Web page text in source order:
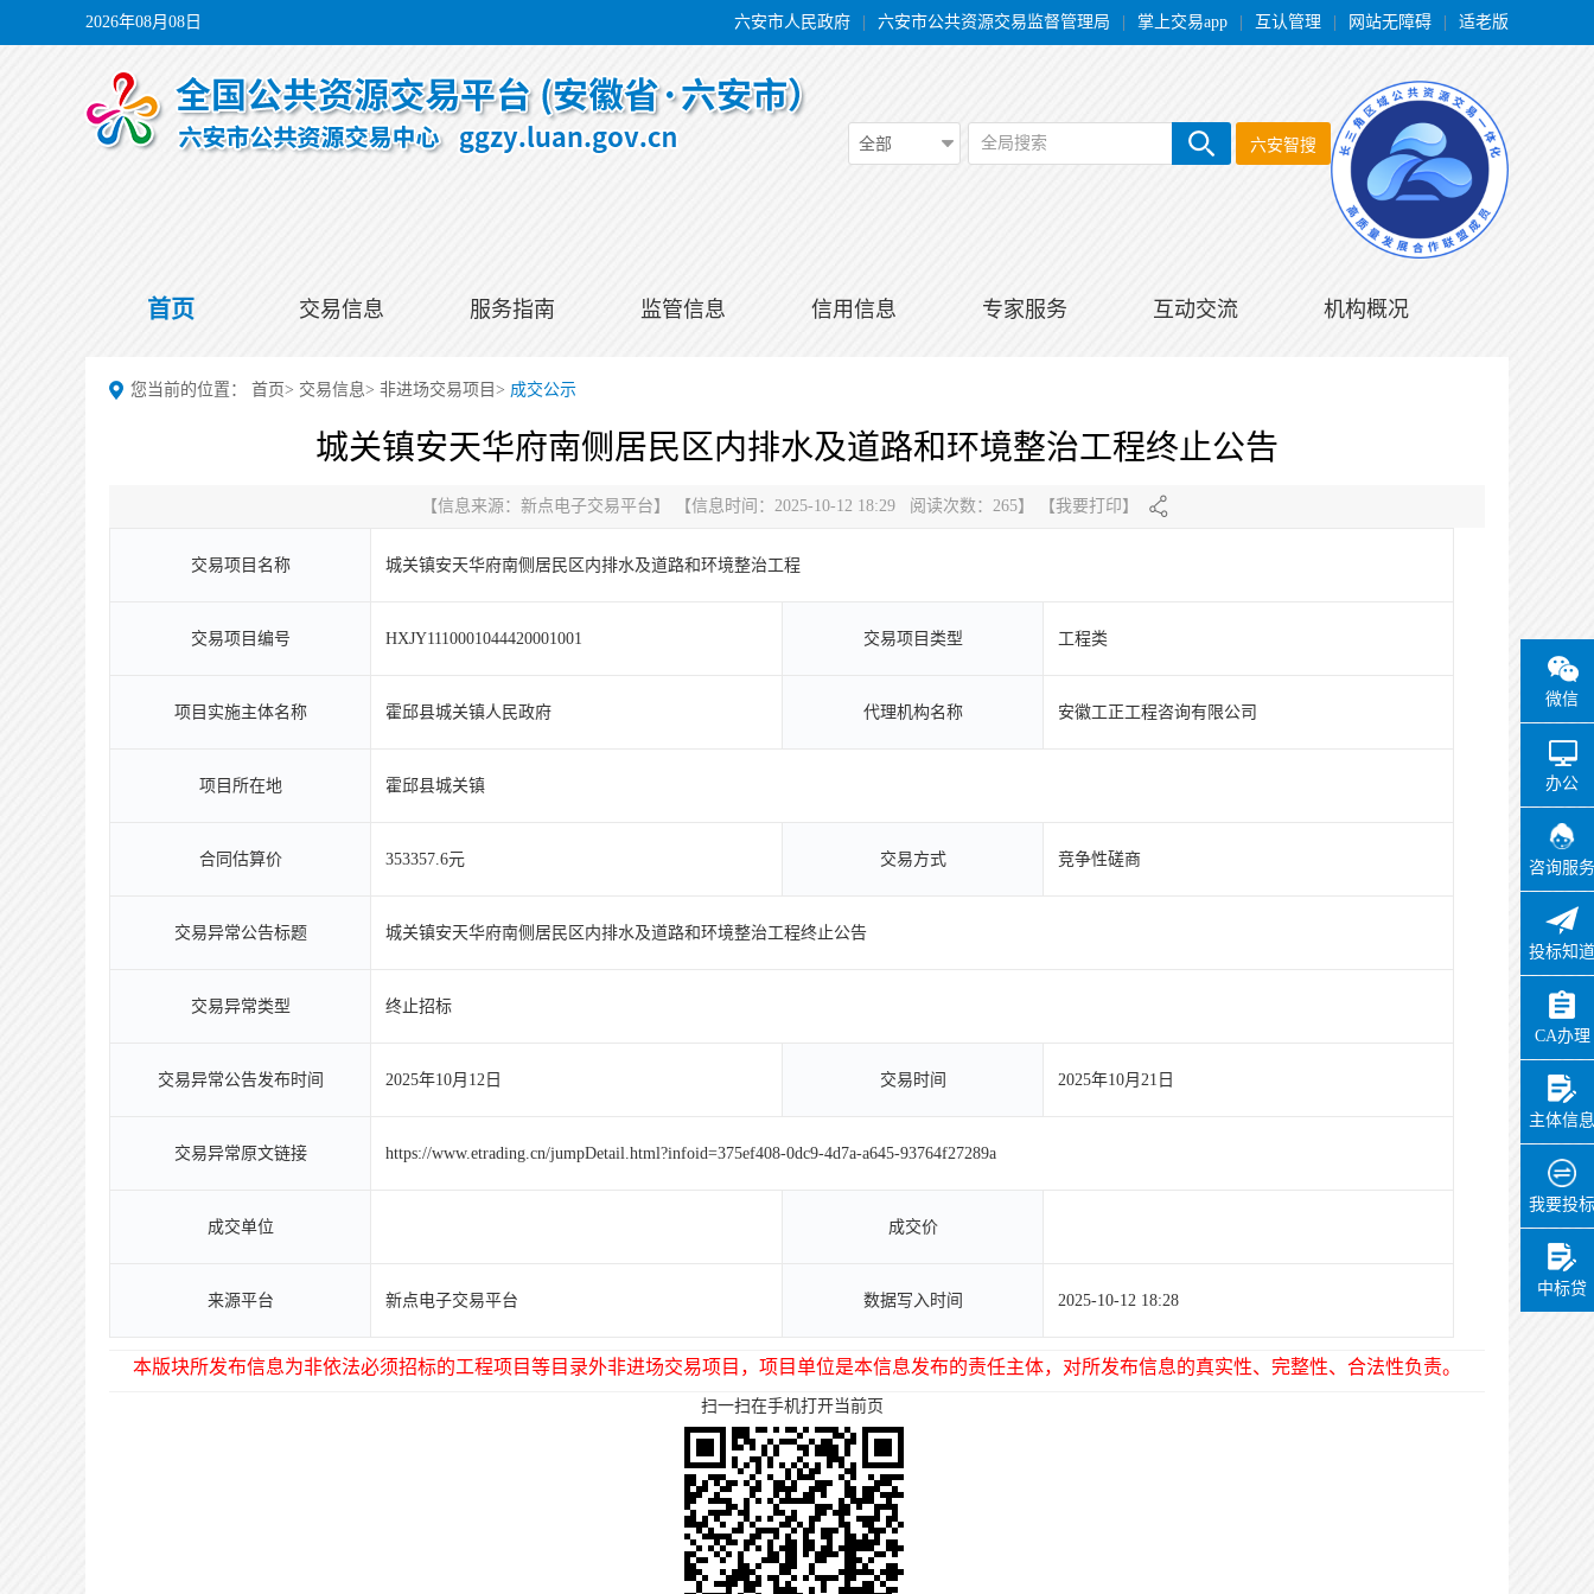
2026年08月08日 六安市人民政府 六安市公共资源交易监督管理局 掌上交易app 互认管理 网站无障碍 适老版
全部 全局搜索 六安智搜
首页 交易信息 服务指南 监管信息 信用信息 专家服务 互动交流 机构概况
微信
办公
咨询服务
投标知道
CA办理
主体信息
我要投标
中标贷
您当前的位置： 首页> 交易信息> 非进场交易项目 > 成交公示
城关镇安天华府南侧居民区内排水及道路和环境整治工程终止公告
【信息来源： 新点电子交易平台】 【信息时间：2025-10-12 18:29 阅读次数： 265】 【我要打印】
交易项目名称 城关镇安天华府南侧居民区内排水及道路和环境整治工程
交易项目编号 HXJY1110001044420001001 交易项目类型 工程类
项目实施主体名称 霍邱县城关镇人民政府 代理机构名称 安徽工正工程咨询有限公司
项目所在地 霍邱县城关镇
合同估算价 353357.6元 交易方式 竞争性磋商
交易异常公告标题 城关镇安天华府南侧居民区内排水及道路和环境整治工程终止公告
交易异常类型 终止招标
交易异常公告发布时间 2025年10月12日 交易时间 2025年10月21日
交易异常原文链接 https://www.etrading.cn/jumpDetail.html?infoid=375ef408-0dc9-4d7a-a645-93764f27289a
成交单位 成交价
来源平台 新点电子交易平台 数据写入时间 2025-10-12 18:28
本版块所发布信息为非依法必须招标的工程项目等目录外非进场交易项目，项目单位是本信息发布的责任主体，对所发布信息的真实性、完整性、合法性负责。
扫一扫在手机打开当前页